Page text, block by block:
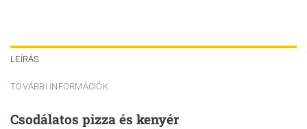
LEÍRÁS
TOVÁBBI INFORMÁCIÓK
Csodálatos pizza és kenyér